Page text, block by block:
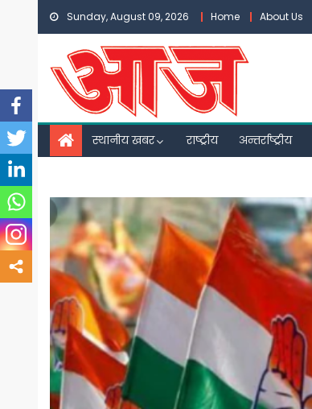
Skip
content
Sunday, August 09, 2026 Home About Us
स्थानीय खबर राष्ट्रीय अन्तर्राष्ट्रीय